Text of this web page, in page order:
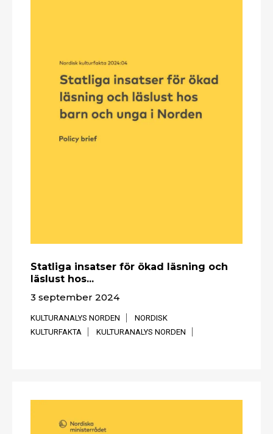
Statliga insatser för ökad läsning och
läslust hos...
3 september 2024
KULTURANALYS NORDEN
NORDISK
KULTURFAKTA
KULTURANALYS NORDEN